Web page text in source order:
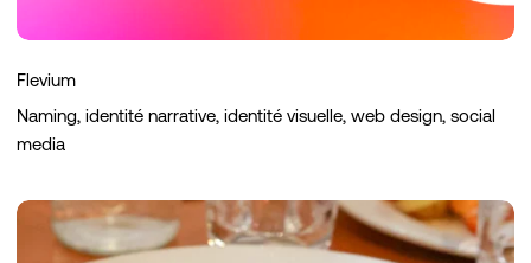
Flevium
Naming, identité narrative, identité visuelle, web design, social
media
Le
Globe